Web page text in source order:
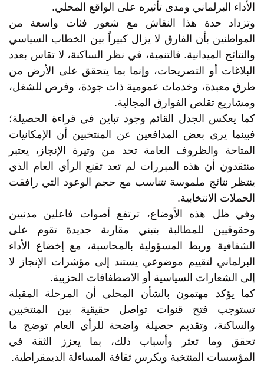
الأداء البرلماني ومدى تأثيره على الواقع المحلي.
وتزداد حدة هذا النقاش مع شعور فئات واسعة من
المواطنين بأن الفارق لا يزال كبيراً بين الخطاب السياسي
والنتائج الميدانية. فالتنمية، في نظر الساكنة، لا تقاس بعدد
البلاغات أو التصريحات، وإنما بما يتحقق على الأرض من
طرق معبدة، وخدمات عمومية ذات جودة، وفرص للشغل،
ومشاريع تقلص الفوارق المجالية.
كما يعكس الجدل القائم وجود تباين في قراءة الحصيلة؛
فبينما يرى بعض المدافعين عن المنتخبين أن الإمكانيات
المتاحة والظروف العامة تحد من وتيرة الإنجاز، يعتبر
منتقدون أن هذه المبررات لم تعد تقنع الرأي العام الذي
ينتظر نتائج ملموسة تتناسب مع حجم الوعود التي رافقت
الحملات الانتخابية.
وفي ظل هذه الأوضاع، ترتفع أصوات فاعلين مدنيين
وحقوقيين للمطالبة بتبني مقاربة جديدة تقوم على
الشفافية وربط المسؤولية بالمحاسبة، مع إخضاع الأداء
البرلماني لتقييم موضوعي يستند إلى مؤشرات الإنجاز لا
إلى الشعارات السياسية أو الاصطفافات الحزبية.
كما يؤكد مهتمون بالشأن المحلي أن المرحلة المقبلة
تستوجب فتح قنوات تواصل حقيقية بين المنتخبين
والساكنة، وتقديم حصيلة واضحة للرأي العام توضح ما
تحقق وما تعثر وأسباب ذلك، بما يعزز الثقة في
المؤسسات المنتخبة ويكرس ثقافة المساءلة الديمقراطية.